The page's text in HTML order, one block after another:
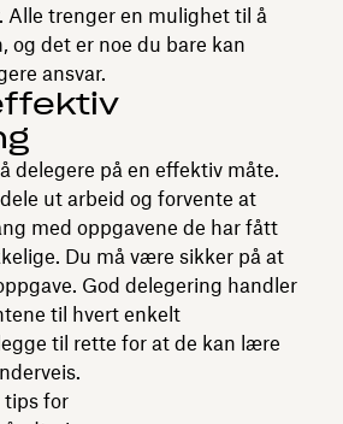
trenger en mulighet til å
og det er noe du bare kan
ansvar.
delegere på en effektiv måte.
ut arbeid og forvente at
med oppgavene de har fått
Du må være sikker på at
God delegering handler
til hvert enkelt
til rette for at de kan lære
tips for